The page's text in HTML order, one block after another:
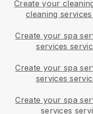
Create your
cleaning
Create your spa
services
Create your spa
services
Create your spa
services